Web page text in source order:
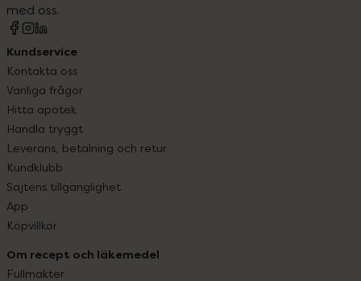
med oss.
Kundservice
Kontakta oss
Vanliga frågor
Hitta apotek
Handla tryggt
Leverans, betalning och retur
Kundklubb
Sajtens tillgänglighet
App
Köpvillkor
Om recept och läkemedel
Fullmakter